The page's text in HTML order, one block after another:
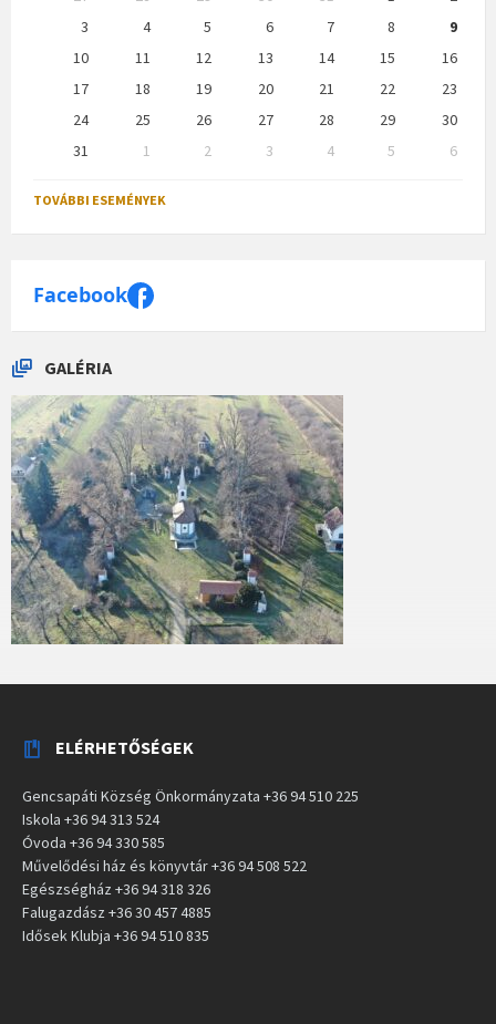
calendar
3
4 5 6 7 8
9
10
11 12 13 14 15
16
17
18 19 20 21 22
23
24
25 26 27 28 29
30
31
1 2 3 4 5
6
to
calendar
TOVÁBBI ESEMÉNYEK
Facebook
GALÉRIA
ELÉRHETŐSÉGEK
Gencsapáti Község Önkormányzata +36 94 510 225
Iskola +36 94 313 524
Óvoda +36 94 330 585
Művelődési ház és könyvtár +36 94 508 522
Egészségház +36 94 318 326
Falugazdász +36 30 457 4885
Idősek Klubja +36 94 510 835